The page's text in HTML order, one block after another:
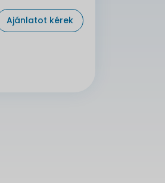
Ajánlatot kérek